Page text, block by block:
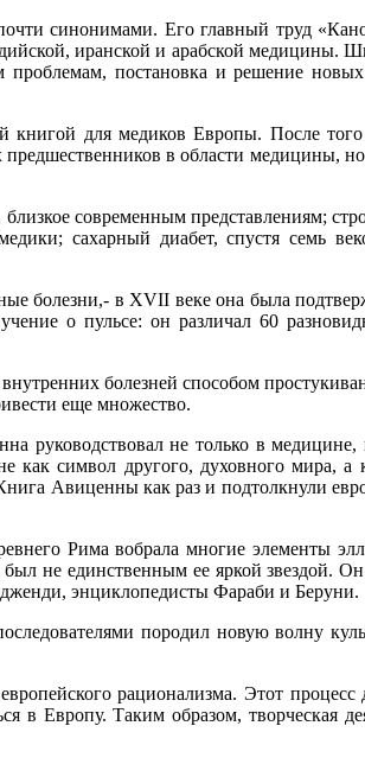
синонимами. Его главный труд
иранской и арабской медицины.
проблемам, постановка и решение
книгой для медиков Европы. После
в области медицины,
современным представлениям;
сахарный диабет, спустя семь
болезни,- в XVII веке она была
о пульсе: он различал 60
болезней способом
еще множество.
руководствовал не только в
как символ другого, духовного мира, а
Авиценны как раз и подтолкнули
Рима вобрала многие элементы
не единственным ее яркой звездой. Он
энциклопедисты Фараби и Беруни.
породил новую волну
рационализма. Этот процесс
в Европу. Таким образом, творческая